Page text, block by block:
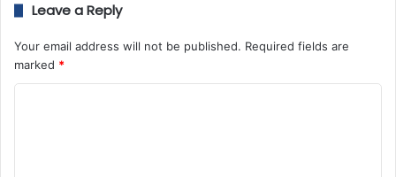
Leave a Reply
Your email address will not be published. Required fields are
marked *